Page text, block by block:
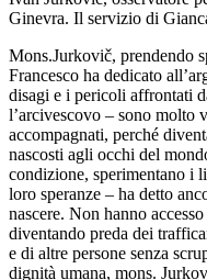
Ginevra. Il servizio di
Mons.Jurkovič, prendendo
Francesco ha dedicato
disagi e i pericoli affrontati
l’arcivescovo – sono molto
accompagnati, perché
nascosti agli occhi del
condizione, sperimentano i
loro speranze – ha detto
nascere. Non hanno
diventando preda dei
e di altre persone senza
dignità umana, mons.